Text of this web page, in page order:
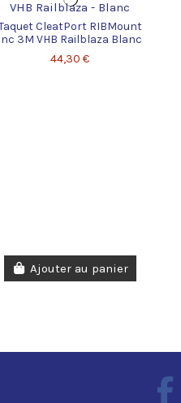
CleatPort RIBMount
3M VHB Railblaza Blanc
44,30 €
Ajouter au panier